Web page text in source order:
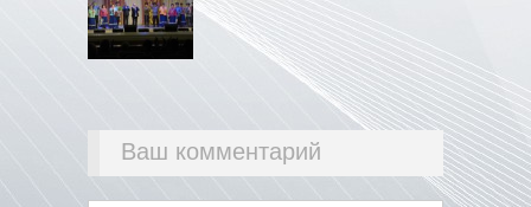
Ваш комментарий